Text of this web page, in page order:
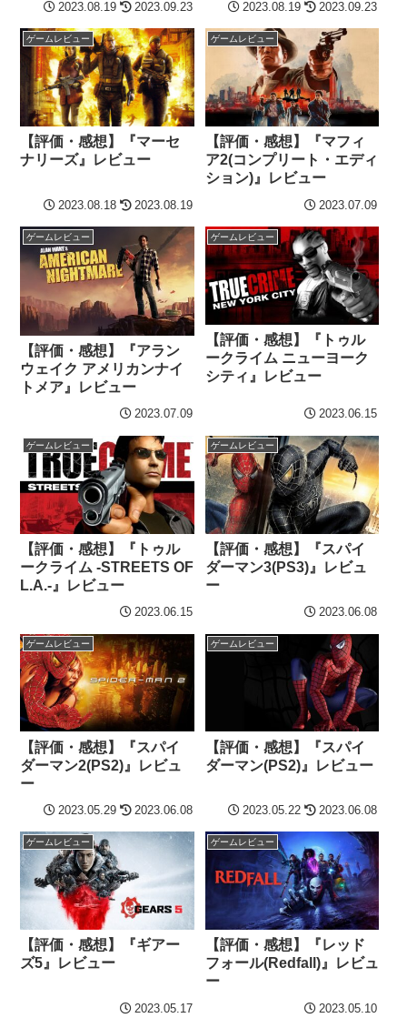
2023.08.19 2023.09.23 2023.08.19 2023.09.23
ゲームレビュー
【評価・感想】『マーセ
ナリーズ』レビュー
2023.08.18 2023.08.19
ゲームレビュー
【評価・感想】『マフィ
ア2(コンプリート・エディ
ション)』レビュー
2023.07.09
ゲームレビュー
【評価・感想】『アラン
ウェイク アメリカンナイ
トメア』レビュー
2023.07.09
ゲームレビュー
【評価・感想】『トゥル
ークライム ニューヨーク
シティ』レビュー
2023.06.15
ゲームレビュー
【評価・感想】『トゥル
ークライム -STREETS OF
L.A.-』レビュー
2023.06.15
ゲームレビュー
【評価・感想】『スパイ
ダーマン3(PS3)』レビュ
ー
2023.06.08
ゲームレビュー
【評価・感想】『スパイ
ダーマン2(PS2)』レビュ
ー
2023.05.29 2023.06.08
ゲームレビュー
【評価・感想】『スパイ
ダーマン(PS2)』レビュー
2023.05.22 2023.06.08
ゲームレビュー
【評価・感想】『ギアー
ズ5』レビュー
2023.05.17
ゲームレビュー
【評価・感想】『レッド
フォール(Redfall)』レビュ
ー
2023.05.10